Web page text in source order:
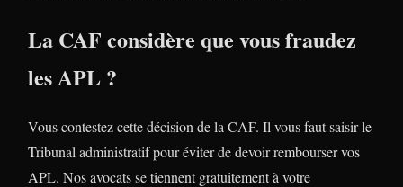
La CAF considère que vous fraudez
les APL ?
Vous contestez cette décision de la CAF. Il vous faut saisir le
Tribunal administratif pour éviter de devoir rembourser vos
APL. Nos avocats se tiennent gratuitement à votre